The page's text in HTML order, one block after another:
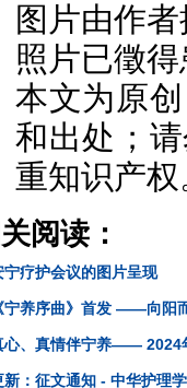
图片由作
照片已徵
本文为原
和出处；
重知识产权
阅读：
宁疗护会议的图片呈现
宁养序曲》首发 ——向阳
心、真情伴宁养—— 2024
新：征文通知 - 中华护理